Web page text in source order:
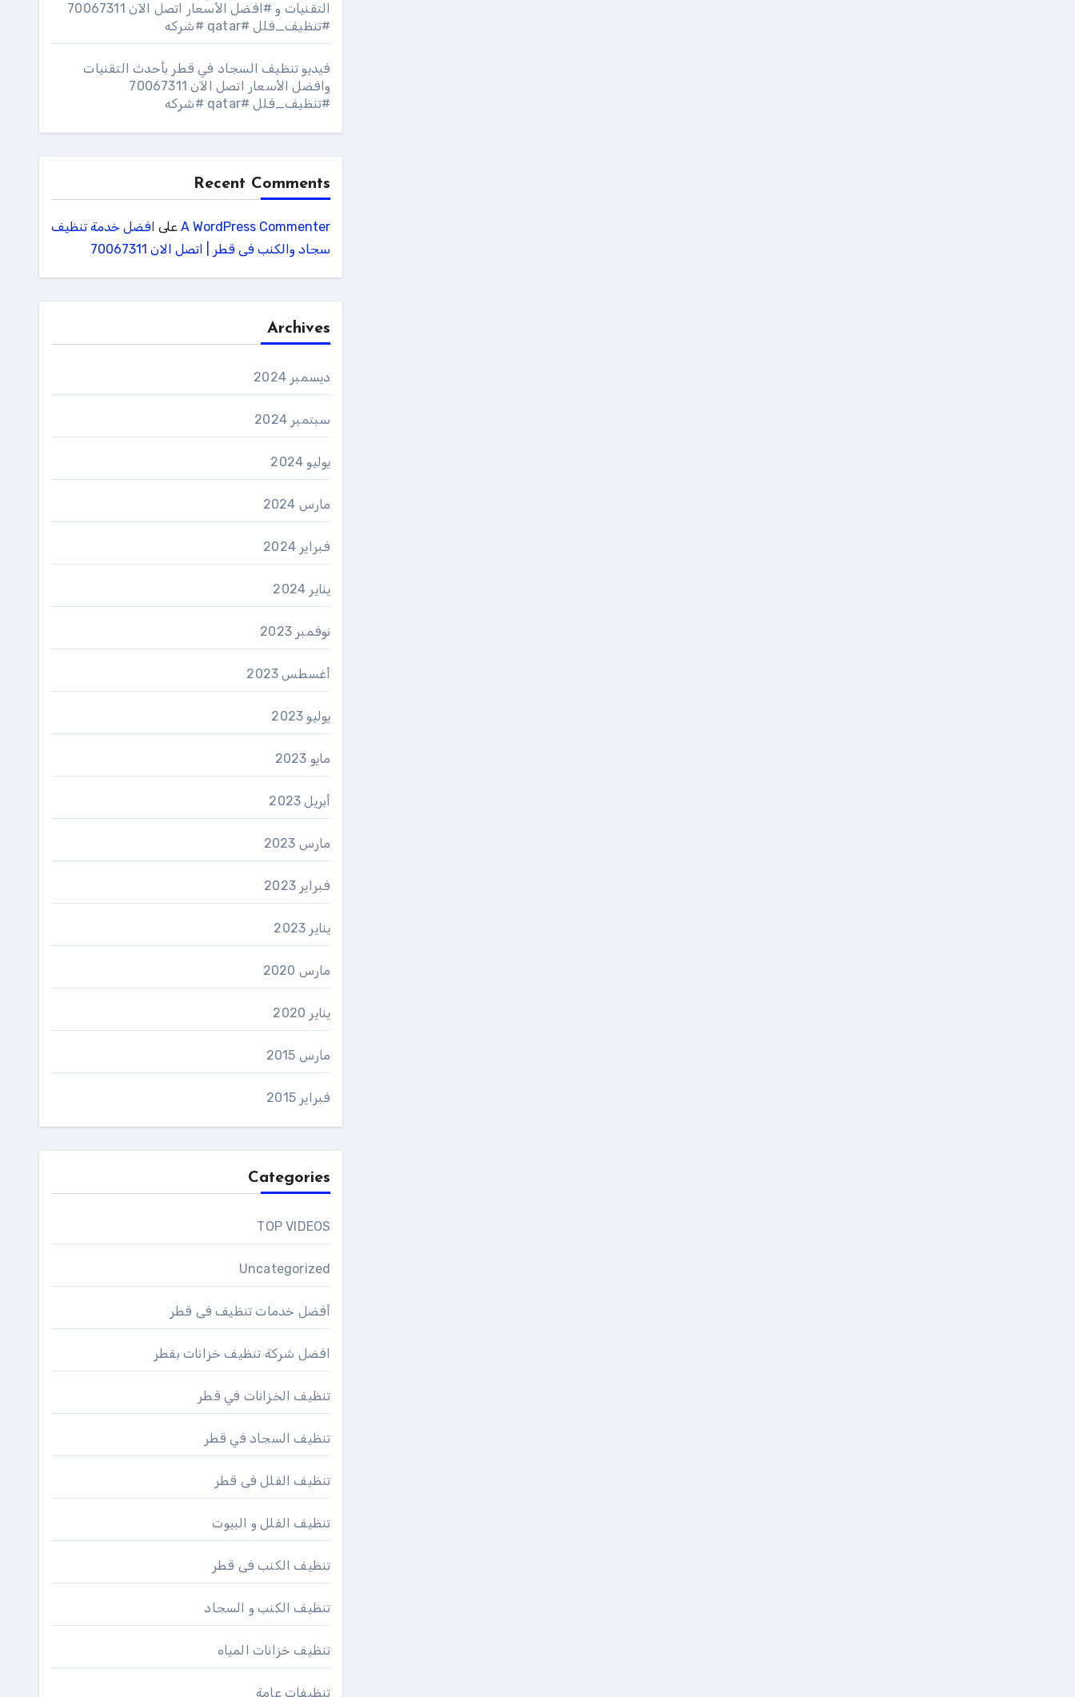
التقنيات و #افضل الأسعار اتصل الآن 70067311
#تنظيف_فلل #qatar #شركه
فيديو تنظيف السجاد في قطر بأحدث التقنيات
وافضل الأسعار اتصل الآن 70067311
#تنظيف_فلل #qatar #شركه
Recent Comments
A WordPress Commenterعلى افضل خدمة تنظيف
سجاد والكنب فى قطر | اتصل الان 70067311
Archives
ديسمبر 2024
سبتمبر 2024
يوليو 2024
مارس 2024
فبراير 2024
يناير 2024
نوفمبر 2023
أغسطس 2023
يوليو 2023
مايو 2023
أبريل 2023
مارس 2023
فبراير 2023
يناير 2023
مارس 2020
يناير 2020
مارس 2015
فبراير 2015
Categories
TOP VIDEOS
Uncategorized
أفضل خدمات تنظيف فى قطر
افضل شركة تنظيف خزانات بقطر
تنظيف الخزانات في قطر
تنظيف السجاد في قطر
تنظيف الفلل فى قطر
تنظيف الفلل و البيوت
تنظيف الكنب فى قطر
تنظيف الكنب و السجاد
تنظيف خزانات المياه
تنظيفات عامة